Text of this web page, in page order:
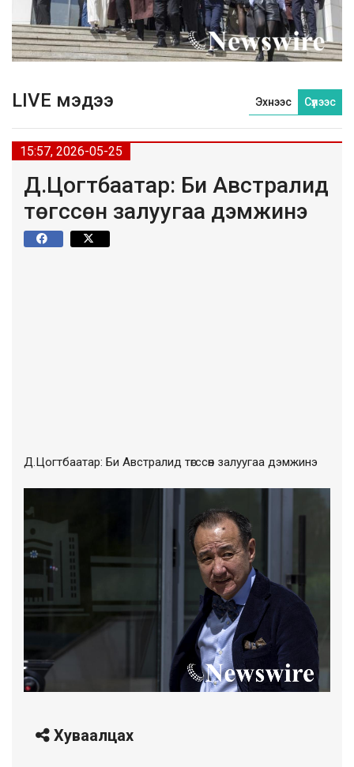
LIVE мэдээ Эхнээс Сүүлээс
15:57, 2026-05-25
Д.Цогтбаатар: Би Австралид
төгссөн залуугаа дэмжинэ
Д.Цогтбаатар: Би Австралид төгссөн залуугаа дэмжинэ
Хуваалцах